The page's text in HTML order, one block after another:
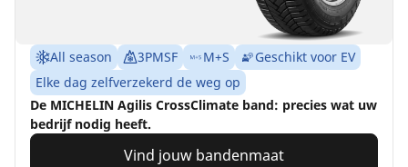
All season 3PMSF M+S
Geschikt voor EV
Elke dag zelfverzekerd de weg op
De MICHELIN Agilis CrossClimate band: precies wat uw
bedrijf nodig heeft.
Vind jouw bandenmaat